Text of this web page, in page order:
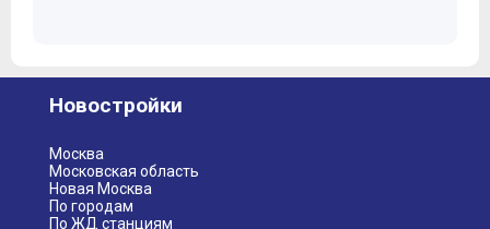
Новостройки
Москва
Московская область
Новая Москва
По городам
По ЖД станциям